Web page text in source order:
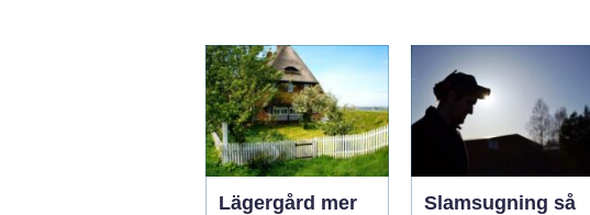
Lägergård mer
Slamsugning så